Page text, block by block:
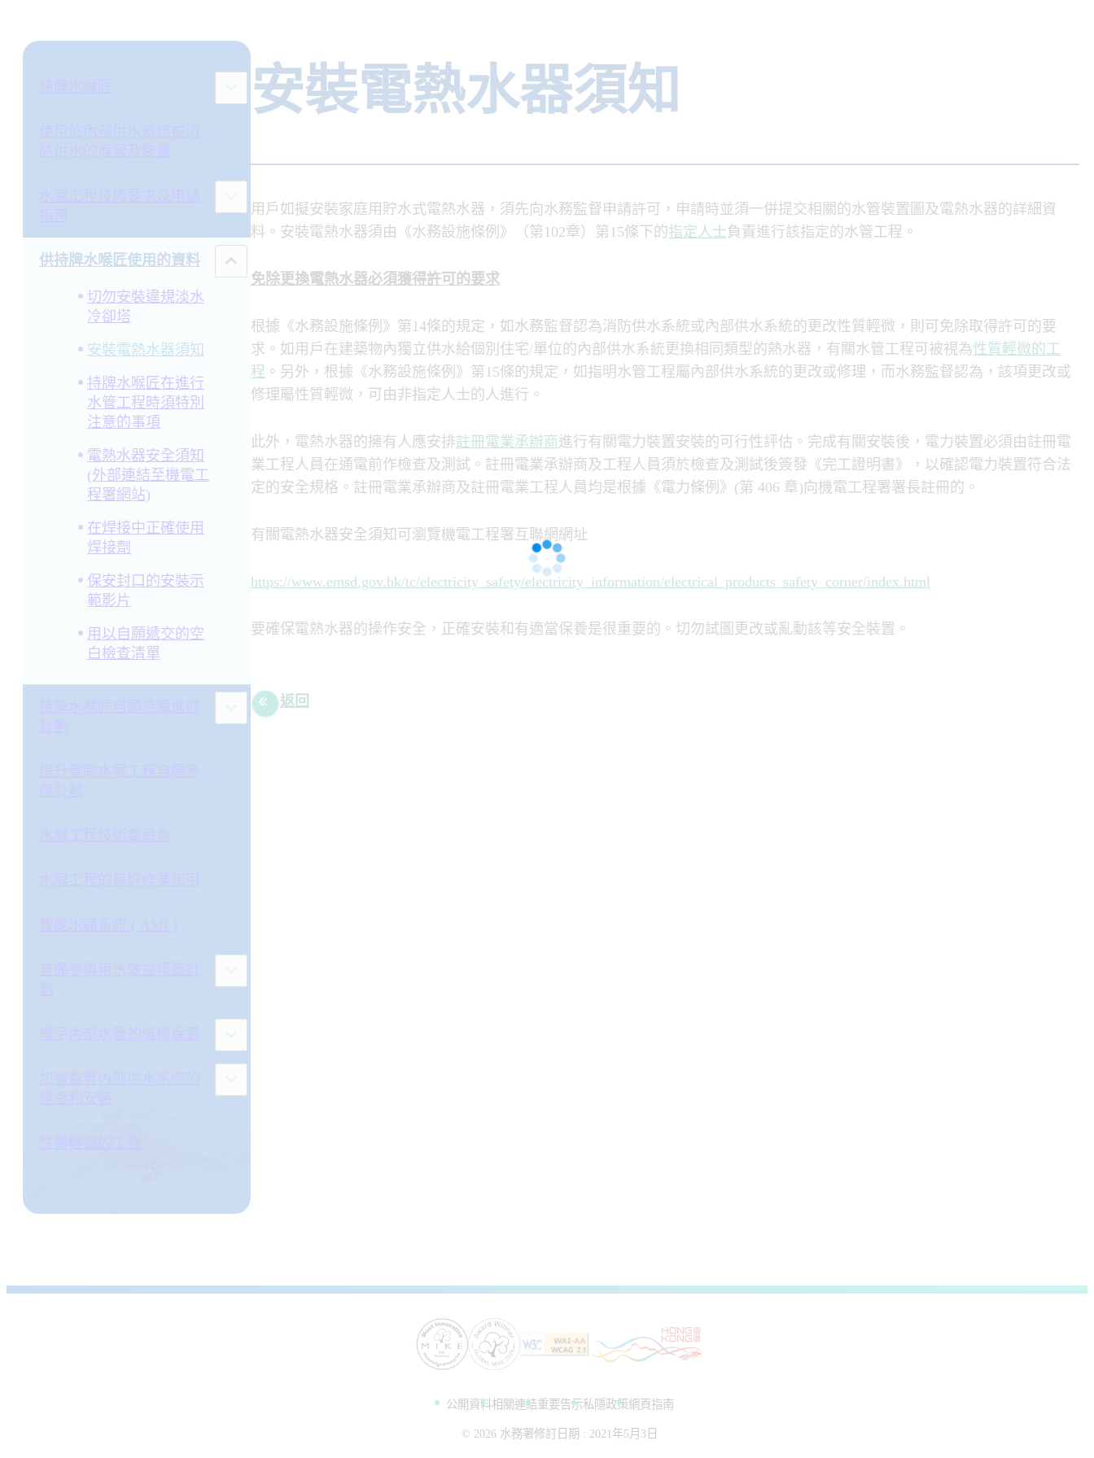
供持牌水喉匠使用的資料
切勿安裝違規淡水
冷卻塔
安裝電熱水器須知
持牌水喉匠在進行
水管工程時須特別
注意的事項
電熱水器安全須知
(外部連結至機電工
程署網站)
在焊接中正確使用
焊接劑
保安封口的安裝示
範影片
用以自願遞交的空
白檢查清單
安裝電熱水器須知
用戶如擬安裝家庭用貯水式電熱水器，須先向水務監督申請許可，申請時並須一併提交相關的水管裝置圖及電熱水器的詳細資
料。安裝電熱水器須由《水務設施條例》（第102章）第15條下的指定人士負責進行該指定的水管工程。
免除更換電熱水器必須獲得許可的 要求
根據《水務設施條例》第14條的規定，如水務監督認為消防供水系統或內部供水系統的更改性質輕微，則可免除取得許可的要
求。如用戶在建築物內獨立供水給個別住宅/單位的內部供水系統更換相同類型的熱水器，有關水管工程可被視為性質輕微的工
程 。另外，根據《水務設施條例》第15條的規定，如指明水管工程屬內部供水系統的更改或修理，而水務監督認為，該項更改或
修理屬性質輕微，可由非指定人士的人進行。
此外，電熱水器的擁有人應安排註冊電業承辦商進行有關電力裝置安裝的可行性評估。完成有關安裝後，電力裝置必須由註冊電
業工程人員在通電前作檢查及測試。註冊電業承辦商及工程人員須於檢查及測試後簽發《完工證明書》，以確認電力裝置符合法
定的安全規格。註冊電業承辦商及註冊電業工程人員均是根據《電力條例》(第 406 章)向機電工程署署長註冊的。
有關電熱水器安全須知可瀏覽機電工程署互聯網網址
https://www.emsd.gov.hk/tc/electricity_safety/electricity_information/electrical_products_safety_corner/index.html
要確保電熱水器的操作安全，正確安裝和有適當保養是很重要的。切勿試圖更改或亂動該等安全裝置。
返回
公開資料相關連結重要告示私隱政策網頁指南
© 2026 水務署修訂日期 : 2021年5月3日